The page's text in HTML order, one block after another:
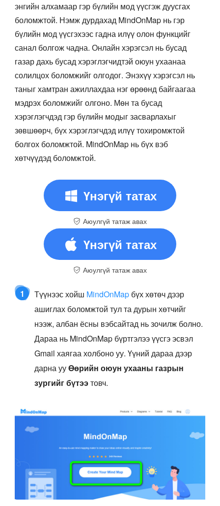
энгийн алхамаар гэр бүлийн мод үүсгэж дуусгах
боломжтой. Нэмж дурдахад MindOnMap нь гэр
бүлийн мод үүсгэхээс гадна илүү олон функцийг
санал болгож чадна. Онлайн хэрэгсэл нь бусад
газар дахь бусад хэрэглэгчидтэй оюун ухаанаа
солилцох боломжийг олгодог. Энэхүү хэрэгсэл нь
таныг хамтран ажиллахдаа нэг өрөөнд байгаагаа
мэдрэх боломжийг олгоно. Мөн та бусад
хэрэглэгчдэд гэр бүлийн модыг засварлахыг
зөвшөөрч, бүх хэрэглэгчдэд илүү тохиромжтой
болгох боломжтой. MindOnMap нь бүх вэб
хөтчүүдэд боломжтой.
Үнэгүй татах
Аюулгүй татаж авах
Үнэгүй татах
Аюулгүй татаж авах
1 Түүнээс хойш MindOnMap бүх хөтөч дээр
ашиглах боломжтой тул та дурын хөтчийг
нээж, албан ёсны вэбсайтад нь зочилж болно.
Дараа нь MindOnMap бүртгэлээ үүсгэ эсвэл
Gmail хаягаа холбоно уу. Үүний дараа дээр
дарна ууӨөрийн оюун ухааны газрын
зургийг бүтээтовч.